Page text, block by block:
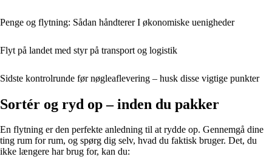
Penge og flytning: Sådan håndterer I økonomiske uenigheder
Flyt på landet med styr på transport og logistik
Sidste kontrolrunde før nøgleaflevering – husk disse vigtige punkter
Sortér og ryd op – inden du pakker
En flytning er den perfekte anledning til at rydde op. Gennemgå dine
ting rum for rum, og spørg dig selv, hvad du faktisk bruger. Det, du
ikke længere har brug for, kan du: